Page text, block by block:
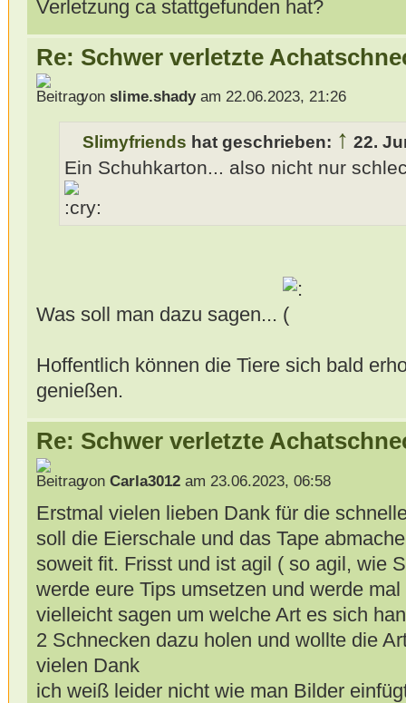
Verletzung ca stattgefunden hat?
Re: Schwer verletzte
von slime.shadyam 22.06.2023, 21:26
Slimyfriends hat geschrieben: ↑ 22.
Ein Schuhkarton... also nicht nur
Was soll man dazu sagen...
Hoffentlich können die Tiere sich bald
genießen.
Re: Schwer verletzte
von Carla3012am 23.06.2023, 06:58
Erstmal vielen lieben Dank für die
soll die Eierschale und das Tape
soweit fit. Frisst und ist agil ( so agil, wie
werde eure Tips umsetzen und werde
vielleicht sagen um welche Art es sich
2 Schnecken dazu holen und wollte die
vielen Dank
ich weiß leider nicht wie man Bilder